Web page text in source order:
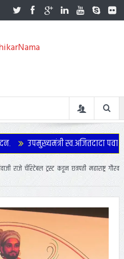
स्व.अजितदादा पवार यांच्या
राजे चँरिटेबल ट्रस्ट कडून छत्रपती महाराष्ट्र गौरव